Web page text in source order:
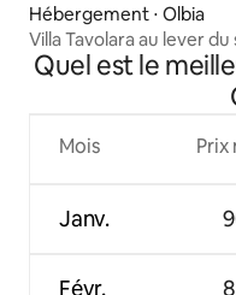
Hébergement ⋅ Olbia
Villa Tavolara au lever du
Quel est le
Mois
Janv.
Févr.
Prix